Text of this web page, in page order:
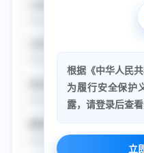
编制单位:
****************
根据《中华人民
为履行安全保护
露，请登录后查看
立